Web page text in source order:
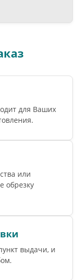
для Ваших
или
обрезку
выдачи, и